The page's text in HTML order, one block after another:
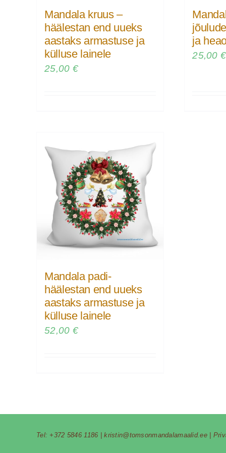
Mandala kruus –
häälestan end uueks
aastaks armastuse ja
külluse lainele
25,00 €
ja
25,00€
Mandala padi-
häälestan end uueks
aastaks armastuse ja
külluse lainele
52,00 €
Tel: +372 5846 1186 |kristin@tomsonmandalamaalid.ee|